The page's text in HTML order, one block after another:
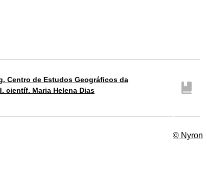
Centro de Estudos Geográficos da
científ. Maria Helena Dias
© Nyron